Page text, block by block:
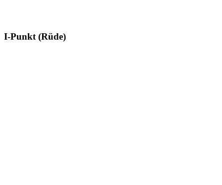
I-Punkt (Rüde)